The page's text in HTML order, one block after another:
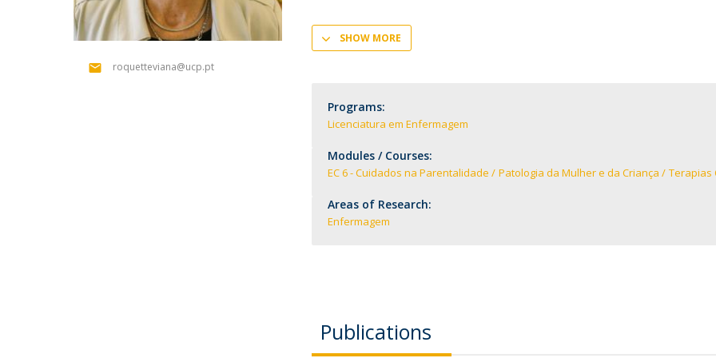
Projetos desenvolvidos
roquetteviana@ucp.pt
SHOW MORE
Programs:
Licenciatura em Enfermagem
Modules / Courses:
EC 6 - Cuidados na Parentalidade Patologia da Mulher e da Criança Terapias
Areas of Research:
Enfermagem
Publications